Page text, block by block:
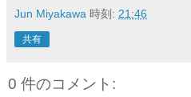
Jun Miyakawa 時刻: 21:46
共有
0 件のコメント: